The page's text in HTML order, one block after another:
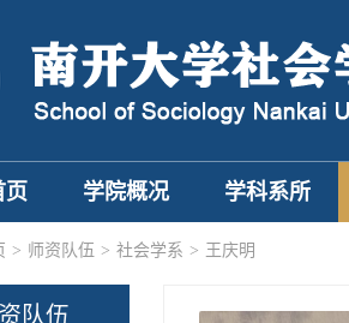
页 学院概况 学科系所
> 师资队伍 > 社会学系 > 王庆明
队伍